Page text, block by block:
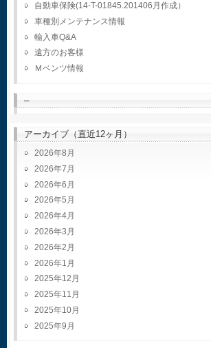
自動車保険(14-T-01845.201406月作成）
車種別メンテナンス情報
輸入車Q&A
遠方のお客様
Ｍベンツ情報
–
アーカイブ（直近12ヶ月）
2026年8月
2026年7月
2026年6月
2026年5月
2026年4月
2026年3月
2026年2月
2026年1月
2025年12月
2025年11月
2025年10月
2025年9月